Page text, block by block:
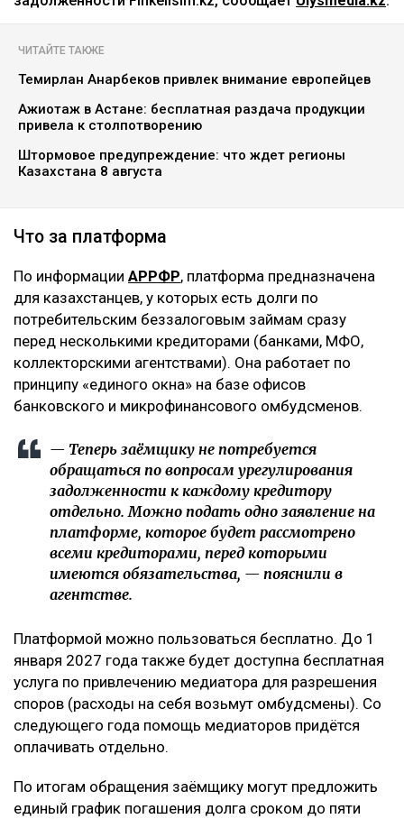
ЧИТАЙТЕ ТАКЖЕ
Темирлан Анарбеков привлек внимание европейцев
Ажиотаж в Астане: бесплатная раздача продукции
привела к столпотворению
Штормовое предупреждение: что ждет регионы
Казахстана 8 августа
Что за платформа
По информации АРРФР, платформа предназначена
для казахстанцев, у которых есть долги по
потребительским беззалоговым займам сразу
перед несколькими кредиторами (банками, МФО,
коллекторскими агентствами). Она работает по
принципу «единого окна» на базе офисов
банковского и микрофинансового омбудсменов.
— Теперь заёмщику не потребуется
обращаться по вопросам урегулирования
задолженности к каждому кредитору
отдельно. Можно подать одно заявление на
платформе, которое будет рассмотрено
всеми кредиторами, перед которыми
имеются обязательства, — пояснили в
агентстве.
Платформой можно пользоваться бесплатно. До 1
января 2027 года также будет доступна бесплатная
услуга по привлечению медиатора для разрешения
споров (расходы на себя возьмут омбудсмены). Со
следующего года помощь медиаторов придётся
оплачивать отдельно.
По итогам обращения заёмщику могут предложить
единый график погашения долга сроком до пяти